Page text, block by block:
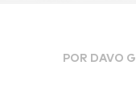
POR DAVO